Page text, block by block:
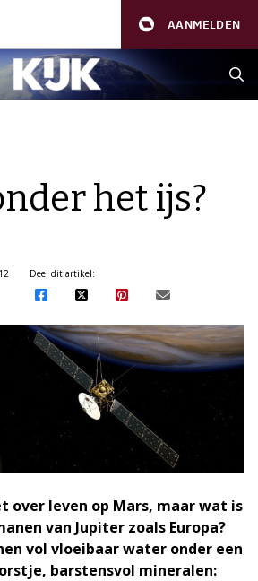
AANMELDEN
het ijs?
Deel dit artikel:
over leven op Mars, maar wat is
van Jupiter zoals Europa?
vol vloeibaar water onder een
barstensvol mineralen: